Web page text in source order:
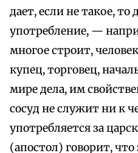
дает, если не такое, то
употребление, —
многое строит,
купец, торговец,
мире дела, им
сосуд не служит ни к
употребляется за
(апостол) говорит,